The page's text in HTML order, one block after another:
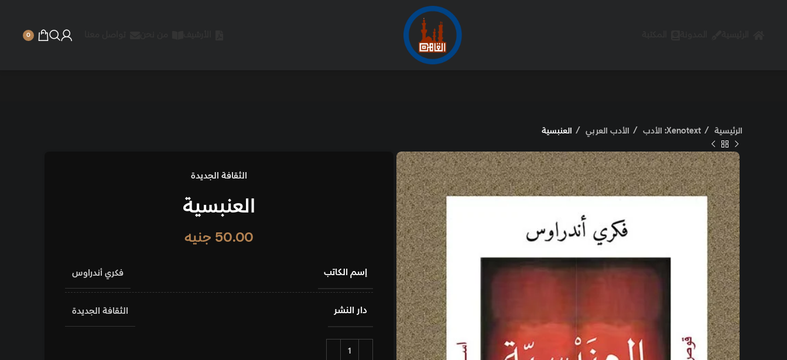
0
الرئيسية Xenotext: الأدب الأدب العربي العنبسية
الثقافة الجديدة
العنبسية
50.00 جنيه
إسم الكاتب فكري أندراوس
دار النشر الثقافة الجديدة